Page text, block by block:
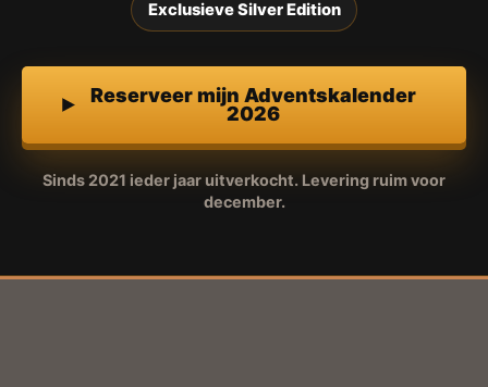
Exclusieve Silver Edition
Reserveer mijn Adventskalender
2026
Sinds 2021 ieder jaar uitverkocht. Levering ruim voor
december.